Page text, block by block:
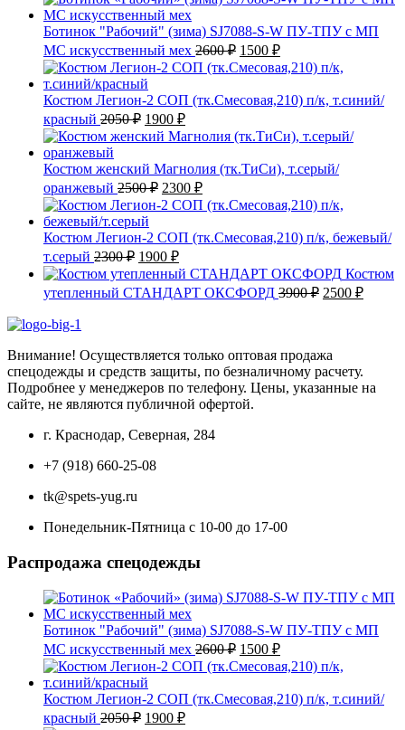
Ботинок "Рабочий" (зима) SJ7088-S-W ПУ-ТПУ с МП
МС искусственный мех 2600₽ Первоначальная
цена
составляла
2600 ₽.
1500 ₽Текущая
цена:
Костюм Легион-2 СОП (тк.Смесовая,210) п/к, т.синий/
красный 2050₽ Первоначальная
цена
составляла
2050 ₽.
1900 ₽Текущая
цена:
Костюм женский Магнолия (тк.ТиСи), т.серый/
оранжевый 2500₽ Первоначальная
цена
составляла
2500 ₽.
2300 ₽Текущая
цена:
Костюм Легион-2 СОП (тк.Смесовая,210) п/к, бежевый/
т.серый 2300₽ Первоначальная
цена
составляла
2300 ₽.
1900 ₽Текущая
цена:
1900 ₽.
Костюм
утепленный СТАНДАРТ ОКСФОРД 3900₽ 2500 ₽
Внимание! Осуществляется только оптовая продажа
спецодежды и средств защиты, по безналичному расчету.
Подробнее у менеджеров по телефону. Цены, указанные на
сайте, не являются публичной офертой.
г. Краснодар, Северная, 284
+7 (918) 660-25-08
tk@spets-yug.ru
Понедельник-Пятница с 10-00 до 17-00
Распродажа спецодежды
Ботинок "Рабочий" (зима) SJ7088-S-W ПУ-ТПУ с МП
МС искусственный мех 2600₽ Первоначальная
цена
составляла
2600 ₽.
1500 ₽Текущая
цена:
Костюм Легион-2 СОП (тк.Смесовая,210) п/к, т.синий/
красный 2050₽ Первоначальная
1900 ₽Текущая